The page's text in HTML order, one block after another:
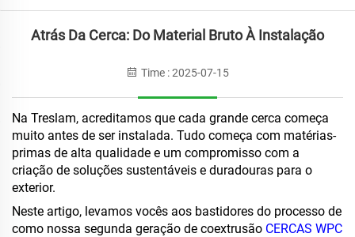
Atrás Da Cerca: Do Material Bruto À Instalação
Time : 2025-07-15
Na Treslam, acreditamos que cada grande cerca começa
muito antes de ser instalada. Tudo começa com matérias-
primas de alta qualidade e um compromisso com a
criação de soluções sustentáveis e duradouras para o
exterior.
Neste artigo, levamos vocês aos bastidores do processo de
como nossa segunda geração de coextrusão CERCAS WPC